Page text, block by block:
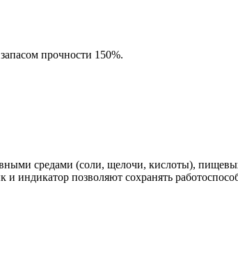
прочности 150%.
средами (соли, щелочи, кислоты),
индикатор позволяют сохранять